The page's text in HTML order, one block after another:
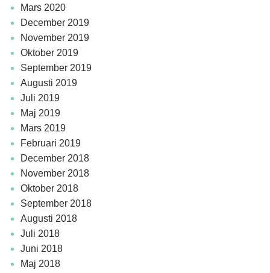
mars 2020
december 2019
november 2019
oktober 2019
september 2019
augusti 2019
juli 2019
maj 2019
mars 2019
februari 2019
december 2018
november 2018
oktober 2018
september 2018
augusti 2018
juli 2018
juni 2018
maj 2018